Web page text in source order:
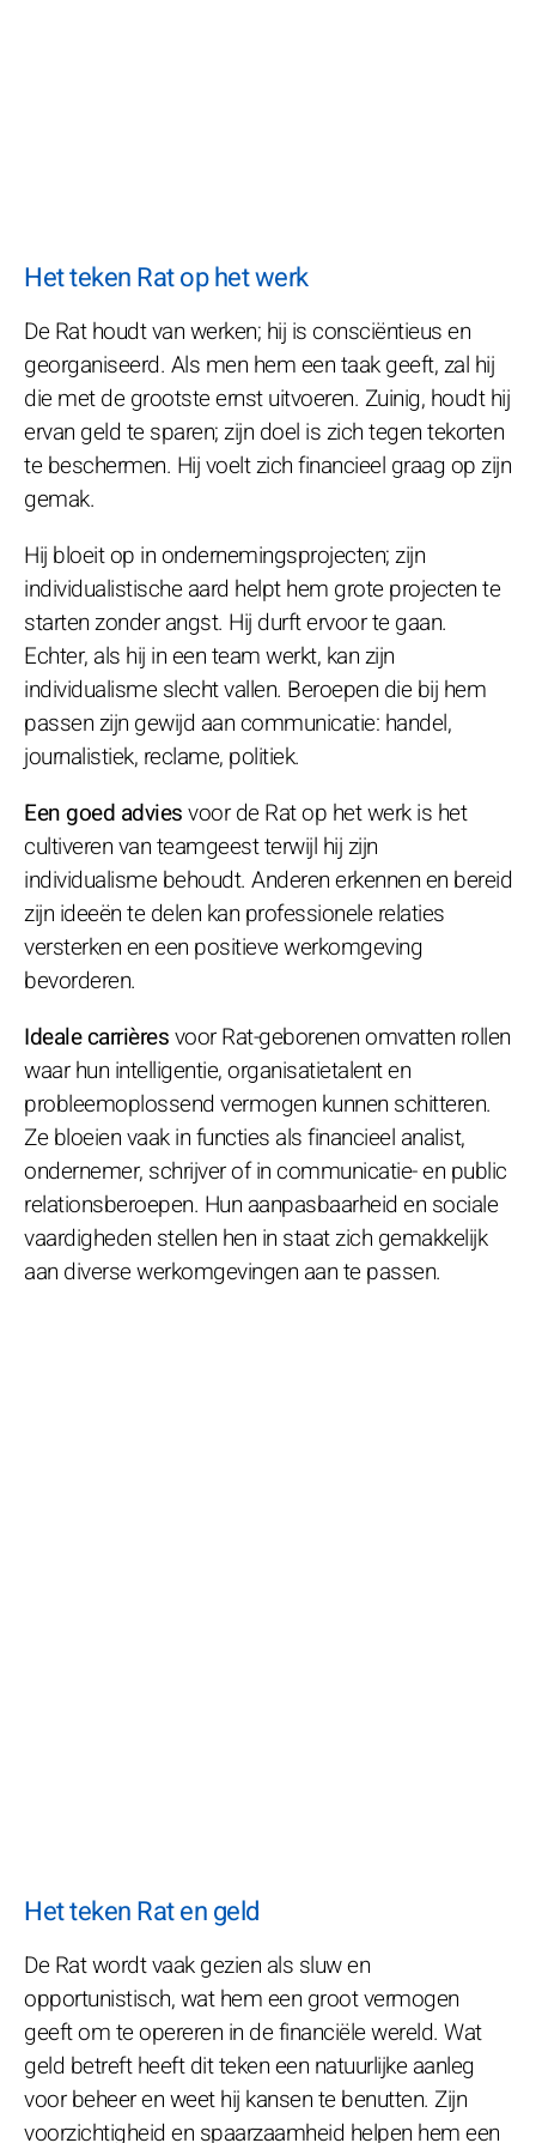
Het teken Rat op het werk
De Rat houdt van werken; hij is consciëntieus en
georganiseerd. Als men hem een taak geeft, zal hij
die met de grootste ernst uitvoeren. Zuinig, houdt hij
ervan geld te sparen; zijn doel is zich tegen tekorten
te beschermen. Hij voelt zich financieel graag op zijn
gemak.
Hij bloeit op in ondernemingsprojecten; zijn
individualistische aard helpt hem grote projecten te
starten zonder angst. Hij durft ervoor te gaan.
Echter, als hij in een team werkt, kan zijn
individualisme slecht vallen. Beroepen die bij hem
passen zijn gewijd aan communicatie: handel,
journalistiek, reclame, politiek.
Een goed adviesvoor de Rat op het werk is het
cultiveren van teamgeest terwijl hij zijn
individualisme behoudt. Anderen erkennen en bereid
zijn ideeën te delen kan professionele relaties
versterken en een positieve werkomgeving
bevorderen.
Ideale carrièresvoor Rat-geborenen omvatten rollen
waar hun intelligentie, organisatietalent en
probleemoplossend vermogen kunnen schitteren.
Ze bloeien vaak in functies als financieel analist,
ondernemer, schrijver of in communicatie- en public
relationsberoepen. Hun aanpasbaarheid en sociale
vaardigheden stellen hen in staat zich gemakkelijk
aan diverse werkomgevingen aan te passen.
Het teken Rat en geld
De Rat wordt vaak gezien als sluw en
opportunistisch, wat hem een groot vermogen
geeft om te opereren in de financiële wereld. Wat
geld betreft heeft dit teken een natuurlijke aanleg
voor beheer en weet hij kansen te benutten. Zijn
voorzichtigheid en spaarzaamheid helpen hem een